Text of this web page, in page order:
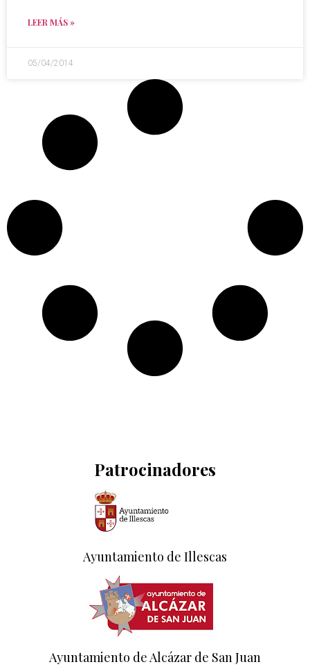
LEER MÁS »
05/04/2014
Patrocinadores
Ayuntamiento de Illescas
Ayuntamiento de Alcázar de San Juan